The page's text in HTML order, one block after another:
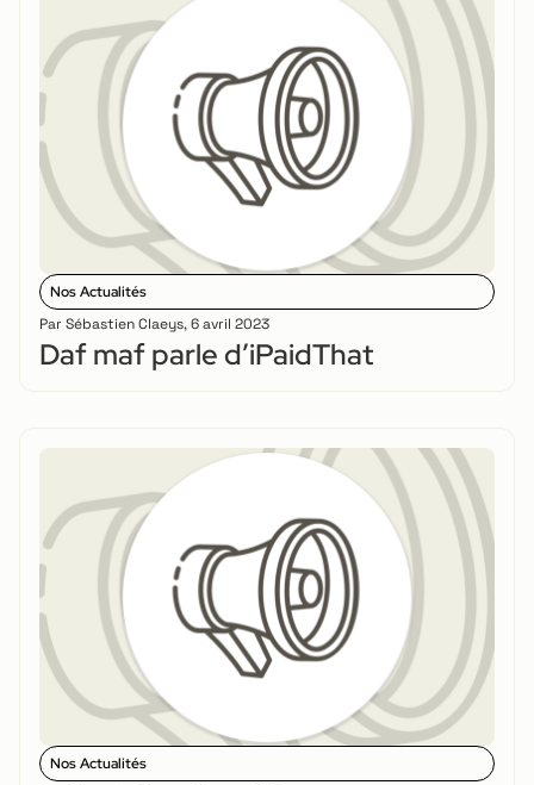
Nos Actualités
Par Sébastien Claeys,6 avril 2023
Daf maf parle d’iPaidThat
Nos Actualités